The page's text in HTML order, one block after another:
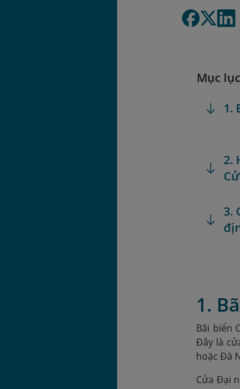
Mục lục
1.
2.
3.
1.
Bãi biển
Đây là
hoặc Đà
Cửa Đại